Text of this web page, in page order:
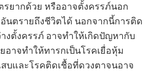
รยากด้วย หรืออาจตั้งครรภ์นอก
นตรายถึงชีวิตได้ นอกจากนี้การติด
างตั้งครรภ์ อาจทำให้เกิดปัญหากับ
อาจทำให้ทารกเป็นโรคเยื่อหุ้ม
สบและโรคติดเชื้อที่ดวงตาจนอาจ